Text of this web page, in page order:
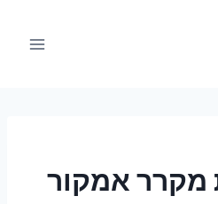
מקרר אמקור